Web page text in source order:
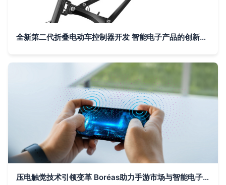
全新第二代折叠电动车控制器开发 智能电子产品的创新之路
压电触觉技术引领变革 Boréas助力手游市场与智能电子产品的非凡增长